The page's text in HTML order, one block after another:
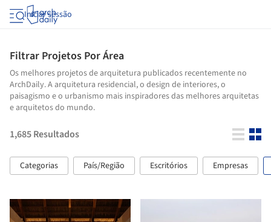
Iniciar sessão
Filtrar Projetos Por Área
Os melhores projetos de arquitetura publicados recentemente no
ArchDaily. A arquitetura residencial, o design de interiores, o
paisagismo e o urbanismo mais inspiradores das melhores arquitetas
e arquitetos do mundo.
1,685Resultados
Categorias País/Região Escritórios Empresas